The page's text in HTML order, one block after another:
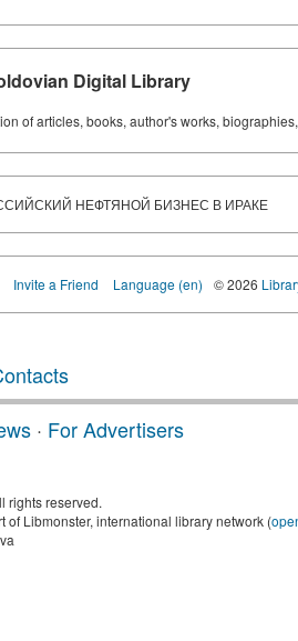
Digital Library
of articles, books, author's works,
НЕФТЯНОЙ БИЗНЕС В ИРАКЕ
Invite a Friend Language (en) © 2026
· For Advertisers
rights reserved.
of Libmonster, international library network (